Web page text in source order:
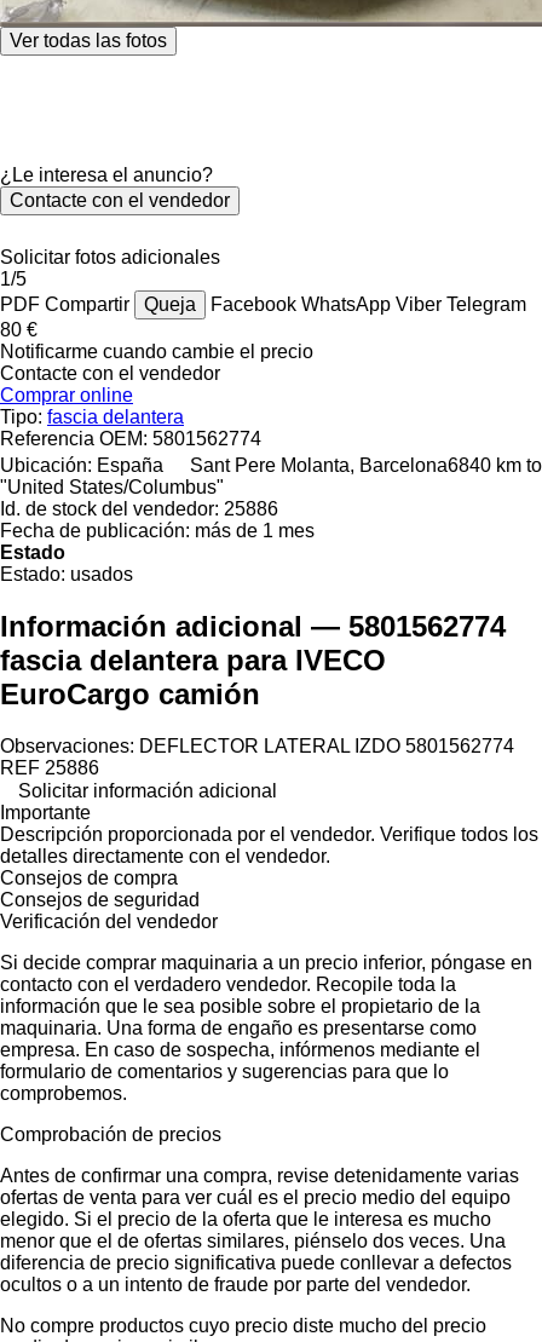
Ver todas las fotos
¿Le interesa el anuncio?
Contacte con el vendedor
Solicitar fotos adicionales
1/5
PDF Compartir Queja Facebook WhatsApp Viber Telegram
80 €
Notificarme cuando cambie el precio
Contacte con el vendedor
Comprar online
Tipo: fascia delantera
Referencia OEM: 5801562774
Ubicación: España Sant Pere Molanta, Barcelona6840 km to
"United States/Columbus"
Id. de stock del vendedor: 25886
Fecha de publicación: más de 1 mes
Estado
Estado: usados
Información adicional — 5801562774
fascia delantera para IVECO
EuroCargo camión
Observaciones: DEFLECTOR LATERAL IZDO 5801562774
REF 25886
Solicitar información adicional
Importante
Descripción proporcionada por el vendedor. Verifique todos los
detalles directamente con el vendedor.
Consejos de compra
Consejos de seguridad
Verificación del vendedor
Si decide comprar maquinaria a un precio inferior, póngase en
contacto con el verdadero vendedor. Recopile toda la
información que le sea posible sobre el propietario de la
maquinaria. Una forma de engaño es presentarse como
empresa. En caso de sospecha, infórmenos mediante el
formulario de comentarios y sugerencias para que lo
comprobemos.
Comprobación de precios
Antes de confirmar una compra, revise detenidamente varias
ofertas de venta para ver cuál es el precio medio del equipo
elegido. Si el precio de la oferta que le interesa es mucho
menor que el de ofertas similares, piénselo dos veces. Una
diferencia de precio significativa puede conllevar a defectos
ocultos o a un intento de fraude por parte del vendedor.
No compre productos cuyo precio diste mucho del precio